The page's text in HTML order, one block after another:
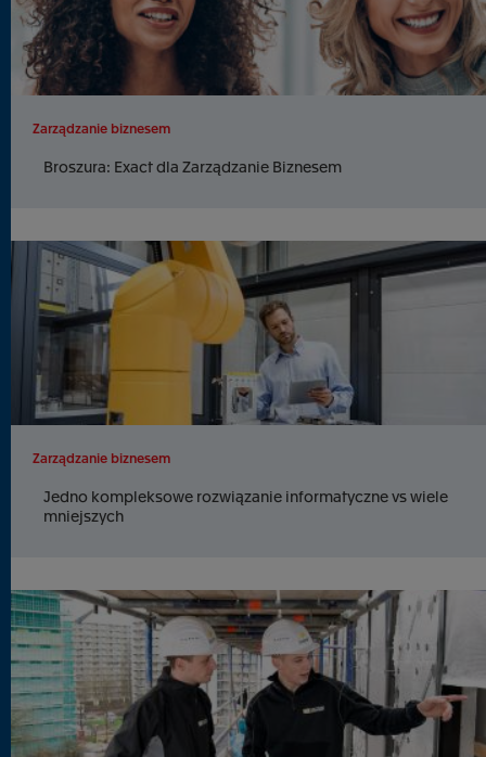
Zarządzanie biznesem
Broszura: Exact dla Zarządzanie Biznesem
Zarządzanie biznesem
Jedno kompleksowe rozwiązanie informatyczne vs wiele
mniejszych